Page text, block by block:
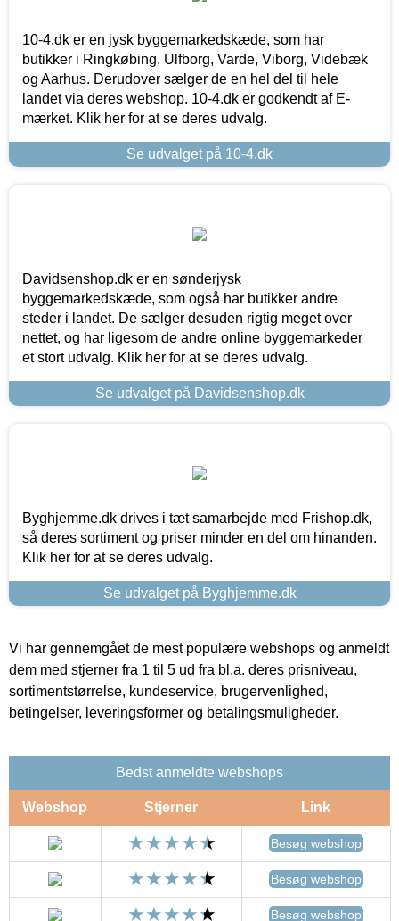
10-4.dk er en jysk byggemarkedskæde, som har
butikker i Ringkøbing, Ulfborg, Varde, Viborg, Videbæk
og Aarhus. Derudover sælger de en hel del til hele
landet via deres webshop. 10-4.dk er godkendt af E-
mærket. Klik her for at se deres udvalg.
Se udvalget på 10-4.dk
Davidsenshop.dk er en sønderjysk
byggemarkedskæde, som også har butikker andre
steder i landet. De sælger desuden rigtig meget over
nettet, og har ligesom de andre online byggemarkeder
et stort udvalg. Klik her for at se deres udvalg.
Se udvalget på Davidsenshop.dk
Byghjemme.dk drives i tæt samarbejde med Frishop.dk,
så deres sortiment og priser minder en del om hinanden.
Klik her for at se deres udvalg.
Se udvalget på Byghjemme.dk
Vi har gennemgået de mest populære webshops og anmeldt
dem med stjerner fra 1 til 5 ud fra bl.a. deres prisniveau,
sortimentstørrelse, kundeservice, brugervenlighed,
betingelser, leveringsformer og betalingsmuligheder.
Bedst anmeldte webshops
Webshop Stjerner Link
Besøg webshop
Besøg webshop
Besøg webshop